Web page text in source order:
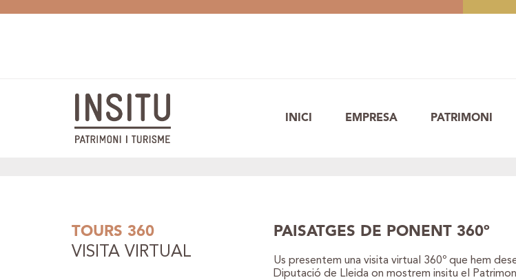
INICI EMPRESA PATRIMONI
TOURS 360
VISITA VIRTUAL
PAISATGES DE PONENT 360º
Us presentem una visita virtual 360º que hem
Diputació de Lleida on mostrem insitu el